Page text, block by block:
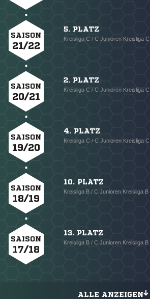
SAISON
21/22
5. PLATZ
Kreisliga C / C Junioren Kreisliga C
SAISON
20/21
2. PLATZ
Kreisliga C / C Junioren Kreisliga C
SAISON
19/20
4. PLATZ
Kreisliga C / C Junioren Kreisliga C
SAISON
18/19
10. PLATZ
Kreisliga B / C Junioren Kreisliga B
SAISON
17/18
13. PLATZ
Kreisliga B / C Junioren Kreisliga B
ALLE ANZEIGEN